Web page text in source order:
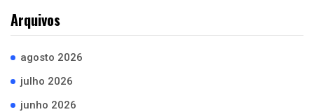
Arquivos
agosto 2026
julho 2026
junho 2026